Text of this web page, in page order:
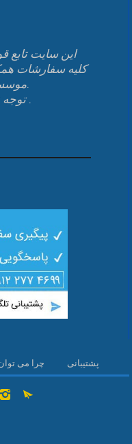
اين سايت تابع
موسسات و سازمان ها پذیرفته می شود.
_ توجه : لطفا در تایم کاری تماس بگیرید .
چرا می پشتیبانی